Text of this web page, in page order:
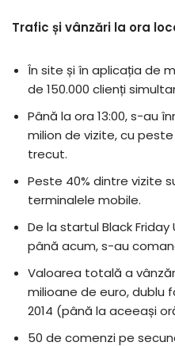
Trafic și vânzări la ora
În site și în aplicația de
de 150.000 clienți
Până la ora 13:00, s-au
milion de vizite, cu
trecut.
Peste 40% dintre vizite
terminalele mobile.
De la startul Black
până acum, s-au
Valoarea totală a
milioane de euro, dublu
2014 (până la aceeași
50 de comenzi pe